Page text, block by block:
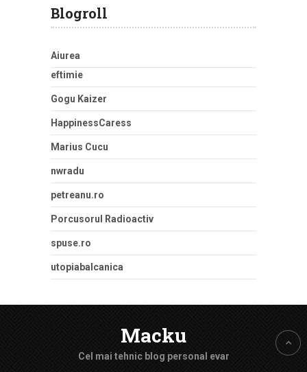
Blogroll
Aiurea
eftimie
Gogu Kaizer
HappinessCaress
Marius Cucu
nwradu
petreanu.ro
Porcusorul Radioactiv
spuse.ro
utopiabalcanica
Macku
Cel mai tehnic blog personal evar